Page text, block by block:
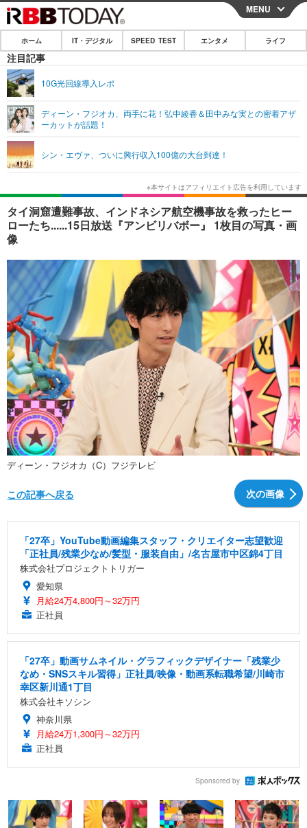
CLOSE
ホーム
IT・デジタル
ネタ
ショッピング その他
SPEED TEST
エンタメ
エンタメTOP 映画・ドラマ
韓国・芸能
音楽 スポーツ
ショッピング その他
ライフ
ライフTOP グルメ
ペット ショッピング
リリース一覧
プッシュ通知の停止方法
MENU
ホーム IT・デジタル SPEED TEST エンタメ ライフ
注目記事
10G光回線導入レポ
ディーン・フジオカ、両手に花！弘中綾香＆田中みな実との密着アザ
ーカットが話題！
シン・エヴァ、ついに興行収入100億の大台到達！
タイ洞窟遭難事故、インドネシア航空機事故を救ったヒー
ローたち......15日放送『アンビリバボー』 1枚目の写真・画
像
ディーン・フジオカ（C）フジテレビ
次の画像
この記事へ戻る
「27卒」YouTube動画編集スタッフ・クリエイター志望歓迎
「正社員/残業少なめ/髪型・服装自由」/名古屋市中区錦4丁目
株式会社プロジェクトトリガー
愛知県
月給24万4,800円～32万円
正社員
「27卒」動画サムネイル・グラフィックデザイナー「残業少
なめ・SNSスキル習得」正社員/映像・動画系転職希望/川崎市
幸区新川通1丁目
株式会社キソシン
神奈川県
月給24万1,300円～32万円
正社員
Sponsored by